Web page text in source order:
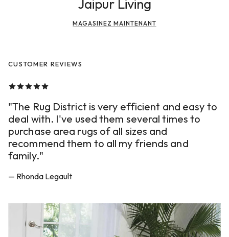
Jaipur Living
MAGASINEZ MAINTENANT
CUSTOMER REVIEWS
"The Rug District is very efficient and easy to
deal with. I've used them several times to
purchase area rugs of all sizes and
recommend them to all my friends and
family."
— Rhonda Legault